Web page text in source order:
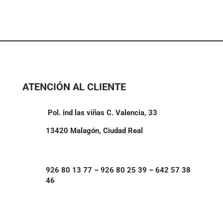
ATENCIÓN AL CLIENTE
Pol. ind las viñas C. Valencia, 33
13420 Malagón, Ciudad Real
926 80 13 77 – 926 80 25 39 – 642 57 38
46